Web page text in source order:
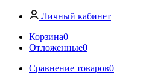
Личный кабинет
Корзина0
Отложенные0
Сравнение товаров0